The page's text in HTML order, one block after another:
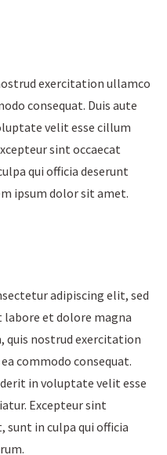
exercitation ullamco
consequat. Duis aute
velit esse cillum
sint occaecat
qui officia deserunt
ipsum dolor sit amet.
adipiscing elit, sed
et dolore magna
quis nostrud exercitation
commodo consequat.
in voluptate velit esse
Excepteur sint
sunt in culpa qui officia